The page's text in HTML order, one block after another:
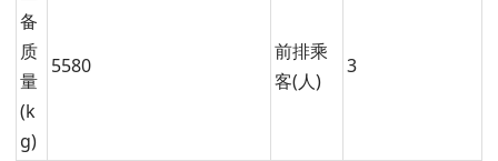
备
质
量
(k
g)
5580
前排乘
客(人)
3